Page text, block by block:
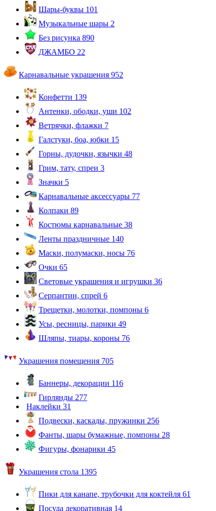
Шары-буквы 101
Музыкальные шары 2
Без рисунка 890
ДЖАМБО 22
Карнавальные украшения 952
Конфетти 139
Антенки, ободки, уши 102
Ветрячки, флажки 7
Галстуки, боа, юбки 15
Горны, дудочки, язычки 48
Грим, тату, спреи 3
Значки 5
Карнавальные аксессуары 77
Колпаки 89
Костюмы карнавальные 38
Ленты праздничные 140
Маски, полумаски, носы 76
Очки 65
Световые украшения и игрушки 36
Серпантин, спрей 6
Трещетки, молотки, помпоны 6
Усы, ресницы, парики 49
Шляпы, тиары, короны 76
Украшения помещения 705
Баннеры, декорации 116
Гирлянды 277
Наклейки 31
Подвески, каскады, пружинки 256
Фанты, шары бумажные, помпоны 28
Фигуры, фонарики 45
Украшения стола 1395
Пики для канапе, трубочки для коктейля 61
Посуда декоративная 14